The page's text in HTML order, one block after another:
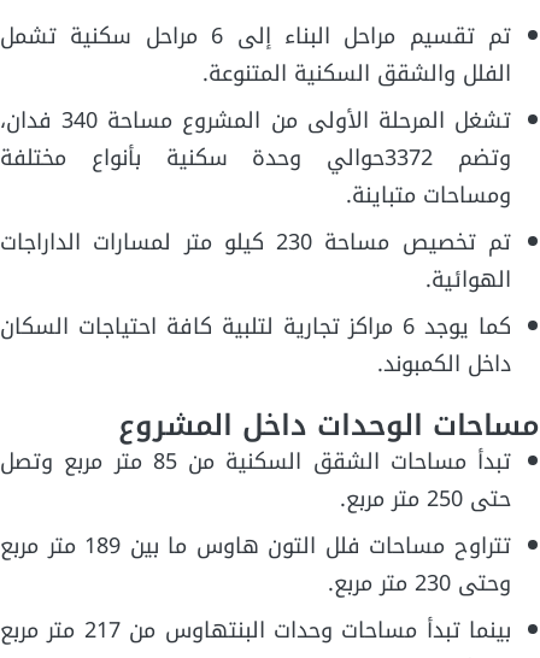
تم تقسيم مراحل البناء إلى 6 مراحل سكنية تشمل
الفلل والشقق السكنية المتنوعة.
تشغل المرحلة الأولى من المشروع مساحة 340 فدان،
وتضم 3372حوالي وحدة سكنية بأنواع مختلفة
ومساحات متباينة.
تم تخصيص مساحة 230 كيلو متر لمسارات الداراجات
الهوائية.
كما يوجد 6 مراكز تجارية لتلبية كافة احتياجات السكان
داخل الكمبوند.
مساحات الوحدات داخل المشروع
تبدأ مساحات الشقق السكنية من 85 متر مربع وتصل
حتى 250 متر مربع.
تتراوح مساحات فلل التون هاوس ما بين 189 متر مربع
وحتى 230 متر مربع.
بينما تبدأ مساحات وحدات البنتهاوس من 217 متر مربع